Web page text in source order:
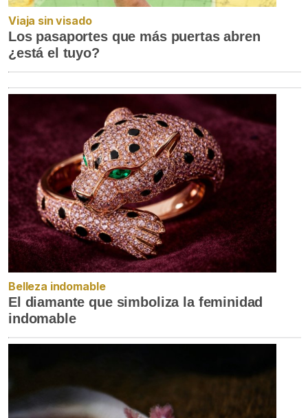
Viaja sin visado
Los pasaportes que más puertas abren
¿está el tuyo?
Belleza indomable
El diamante que simboliza la feminidad
indomable